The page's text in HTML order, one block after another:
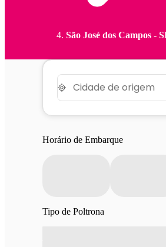
São José dos Campos -
Horário de Embarque
Tipo de Poltrona